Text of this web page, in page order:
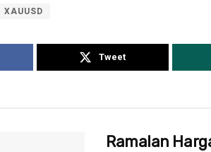
XAUUSD
Tweet
Ramalan